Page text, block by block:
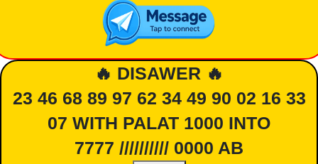
🔥 DISAWER 🔥
23 46 68 89 97 62 34 49 90 02 16 33
07 WITH PALAT 1000 INTO
7777 ////////// 0000 AB